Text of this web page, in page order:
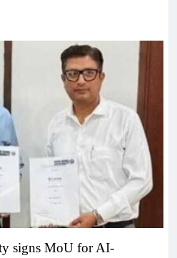
signs MoU for AI-